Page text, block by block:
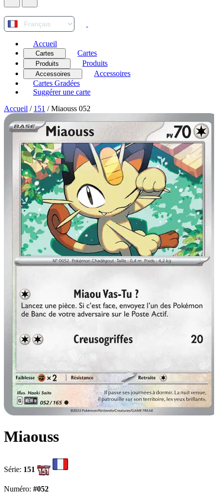
Accueil
Cartes Cartes
Produits Produits
Accessoires
Accessoires
Cartes Gradées
Suggérer une carte
Accueil / 151 / Miaouss 052
Miaouss
Série: 151
Numéro: #052